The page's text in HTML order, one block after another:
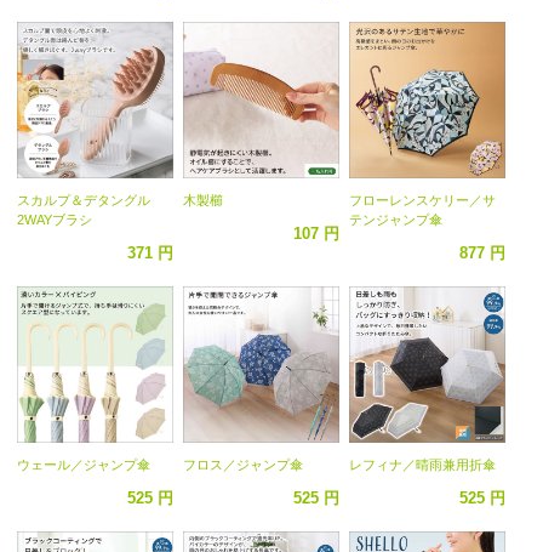
スカルプ＆デタングル
2WAYブラシ
371 円
木製櫛
107 円
フローレンスケリー／サ
テンジャンプ傘
877 円
ウェール／ジャンプ傘
525 円
フロス／ジャンプ傘
525 円
レフィナ／晴雨兼用折傘
525 円